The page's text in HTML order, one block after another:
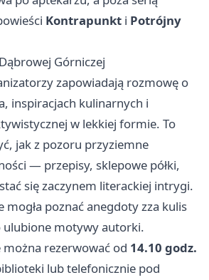
Kontrapunkt i Potrójny
Górniczej
zapowiadają rozmowę o
inspiracjach kulinarnych i
w lekkiej formie. To
jak z pozoru przyziemne
— przepisy, sklepowe półki,
się zaczynem literackiej intrygi.
mogła poznać anegdoty zza kulis
ulubione motywy autorki.
rezerwować od 14.10 godz.
lub telefonicznie pod